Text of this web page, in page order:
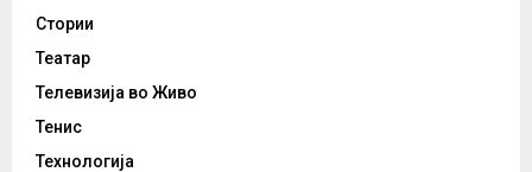
Стории
Театар
Телевизија во Живо
Тенис
Технологија